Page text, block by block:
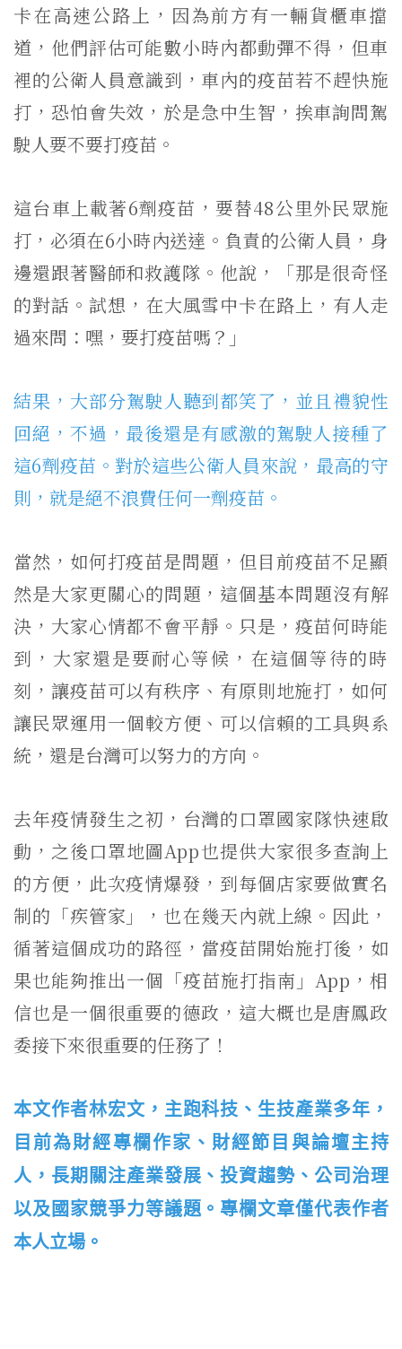
卡在高速公路上， 因為前方有一輛貨櫃車擋
道，他們評估可能數小時內都動彈不得， 但車
裡的公衛人員意識到，車內的疫苗若不趕快施
打，恐怕會失效， 於是急中生智，挨車詢問駕
駛人要不要打疫苗。
這台車上載著6劑疫苗，要替48公里外民眾施
打，必須在6小時內送達。負責的公衛人員，身
邊還跟著醫師和救護隊。他說，「那是很奇怪
的對話。試想，在大風雪中卡在路上，有人走
過來問： 嘿，要打疫苗嗎？」
結果，大部分駕駛人聽到都笑了，並且禮貌性
回絕，不過， 最後還是有感激的駕駛人接種了
這6劑疫苗。對於這些公衛人員來說，最高的守
則，就是絕不浪費任何一劑疫苗。
當然，如何打疫苗是問題， 但目前疫苗不足顯
然是大家更關心的問題，這個基本問題沒有解
決， 大家心情都不會平靜。只是，疫苗何時能
到，大家還是要耐心等候， 在這個等待的時
刻，讓疫苗可以有秩序、有原則地施打， 如何
讓民眾運用一個較方便、可以信賴的工具與系
統， 還是台灣可以努力的方向。
去年疫情發生之初，台灣的口罩國家隊快速啟
動，之後口罩地圖App也提供大家很多查詢上
的方便，此次疫情爆發， 到每個店家要做實名
制的「疾管家」，也在幾天內就上線。因此，
循著這個成功的路徑，當疫苗開始施打後，如
果也能夠推出一個「疫苗施打指南」 App ，相
信也是一個很重要的德政， 這大概也是唐鳳政
委接下來很重要的任務了！
本文作者林宏文，主跑科技、生技產業多年，
目前為財經專欄作家、財經節目與論壇主持
人，長期關注產業發展、投資趨勢、公司治理
以及國家競爭力等議題。專欄文章僅代表作者
本人立場。